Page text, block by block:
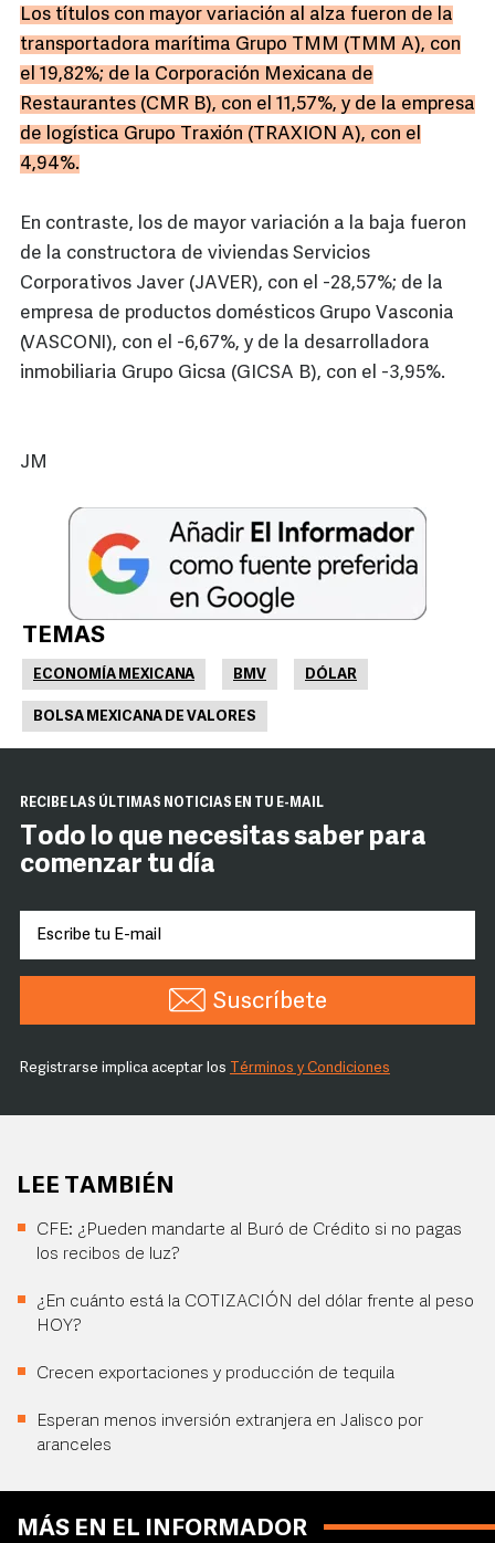
Los títulos con mayor variación al alza fueron de la
transportadora marítima Grupo TMM (TMM A), con
el 19,82%; de la Corporación Mexicana de
Restaurantes (CMR B), con el 11,57%, y de la empresa
de logística Grupo Traxión (TRAXION A), con el
4,94%.
En contraste, los de mayor variación a la baja fueron
de la constructora de viviendas Servicios
Corporativos Javer (JAVER), con el -28,57%; de la
empresa de productos domésticos Grupo Vasconia
(VASCONI), con el -6,67%, y de la desarrolladora
inmobiliaria Grupo Gicsa (GICSA B), con el -3,95%.
JM
TEMAS
ECONOMÍA MEXICANA BMV DÓLAR
BOLSA MEXICANA DE VALORES
RECIBE LAS ÚLTIMAS NOTICIAS EN TU E-MAIL
Todo lo que necesitas saber para
comenzar tu día
Suscríbete
Registrarse implica aceptar los Términos y Condiciones
LEE TAMBIÉN
CFE: ¿Pueden mandarte al Buró de Crédito si no pagas
los recibos de luz?
¿En cuánto está la COTIZACIÓN del dólar frente al peso
HOY?
Crecen exportaciones y producción de tequila
Esperan menos inversión extranjera en Jalisco por
aranceles
MÁS EN EL INFORMADOR